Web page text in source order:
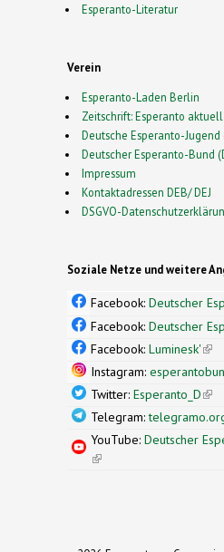
Esperanto-Literatur
Verein
Esperanto-Laden Berlin
Zeitschrift: Esperanto aktuell
Deutsche Esperanto-Jugend
Deutscher Esperanto-Bund
Impressum
Kontaktadressen DEB/ DEJ
DSGVO-
Soziale Netze und weitere
Facebook: Deutscher
Facebook: Deutscher
Facebook: Luminesk'
Instagram:
Twitter: Esperanto_D
Telegram:
YouTube: Deutscher
(link is external)